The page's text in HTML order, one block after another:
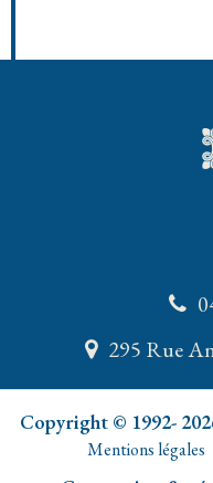
295 Rue
Copyright © 1992-
Mentions légales